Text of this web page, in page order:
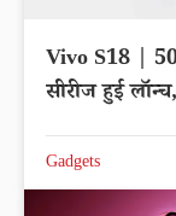
Vivo S18 |
सीरीज हुई
Gadgets